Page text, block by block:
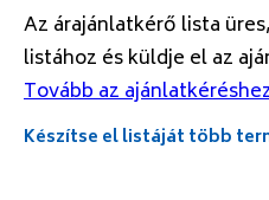
Az árajánlatkérő lista
listához és küldje el az
Tovább az
Készítse el listáját több